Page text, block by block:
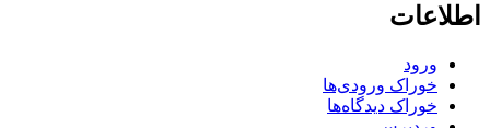
اطلاعات
ورود
خوراک ورودی‌ها
خوراک دیدگاه‌ها